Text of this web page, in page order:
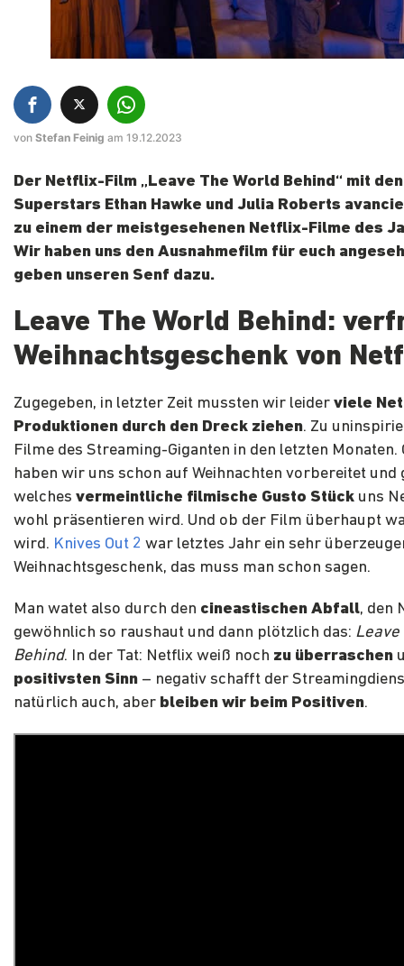
von Stefan Feinig am 19.12.2023
Der Netflix-Film „Leave The World Behind“ mit den
Superstars Ethan Hawke und Julia Roberts
zu einem der meistgesehenen Netflix-Filme des
Wir haben uns den Ausnahmefilm für euch
geben unseren Senf dazu.
Leave The World Behind:
Weihnachtsgeschenk von
Zugegeben, in letzter Zeit mussten wir leider viele
Produktionen durch den Dreck ziehen. Zu
Filme des Streaming-Giganten in den letzten Monaten.
haben wir uns schon auf Weihnachten vorbereitet und
welches vermeintliche filmische Gusto Stück uns
wohl präsentieren wird. Und ob der Film überhaupt
wird. Knives Out 2 war letztes Jahr ein sehr
Weihnachtsgeschenk, das muss man schon sagen.
Man watet also durch den cineastischen Abfall, den
gewöhnlich so raushaut und dann plötzlich das: Leave
Behind. In der Tat: Netflix weiß noch zu überraschen
positivsten Sinn – negativ schafft der
natürlich auch, aber bleiben wir beim Positiven.